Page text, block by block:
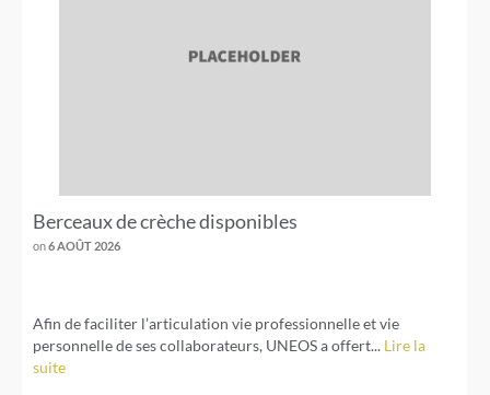
Berceaux de crèche disponibles
on6 AOÛT 2026
Afin de faciliter l’articulation vie professionnelle et vie
personnelle de ses collaborateurs, UNEOS a offert... Lire la
suite